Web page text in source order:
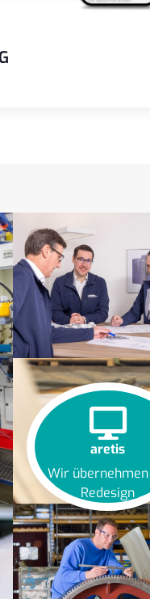
aretis
Wir
Redesign